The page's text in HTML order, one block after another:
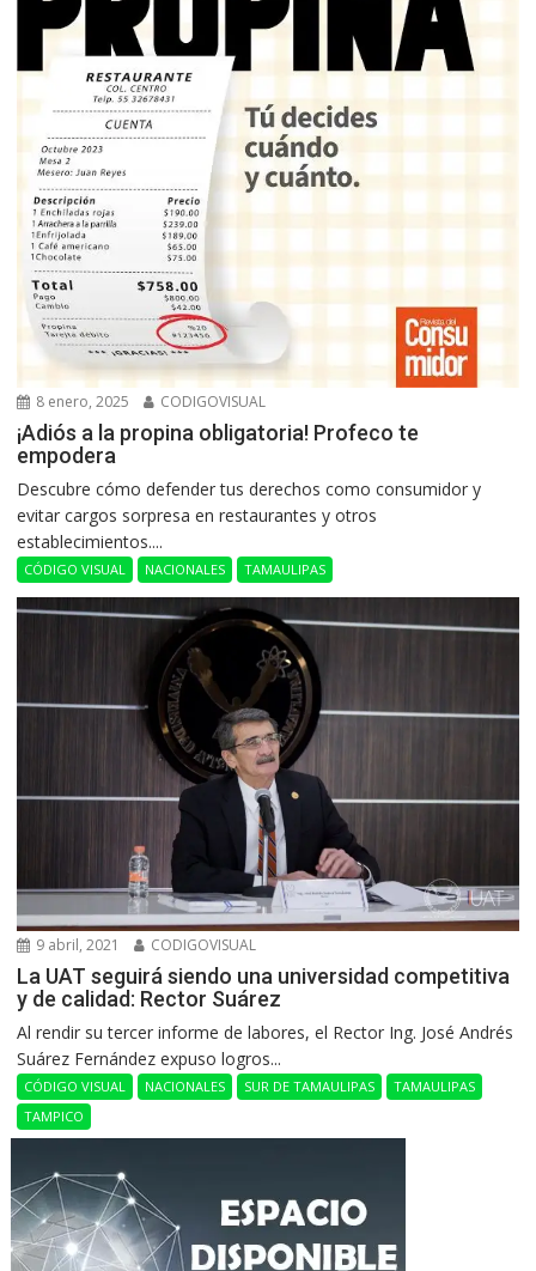
8 enero, 2025 CODIGOVISUAL
¡Adiós a la propina obligatoria! Profeco te
empodera
Descubre cómo defender tus derechos como consumidor y
evitar cargos sorpresa en restaurantes y otros
establecimientos....
CÓDIGO VISUAL NACIONALES TAMAULIPAS
9 abril, 2021 CODIGOVISUAL
La UAT seguirá siendo una universidad competitiva
y de calidad: Rector Suárez
Al rendir su tercer informe de labores, el Rector Ing. José Andrés
Suárez Fernández expuso logros...
CÓDIGO VISUAL NACIONALES SUR DE TAMAULIPAS
TAMAULIPAS
TAMPICO